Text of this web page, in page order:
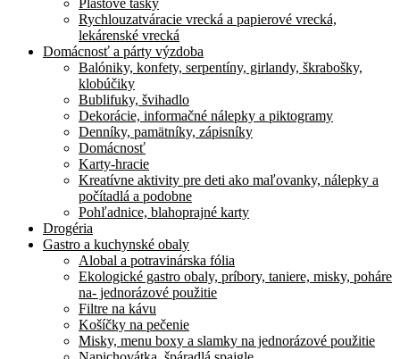
Plastové tašky
Rychlouzatváracie vrecká a papierové vrecká,
lekárenské vrecká
Domácnosť a párty výzdoba
Balóniky, konfety, serpentíny, girlandy, škrabošky,
klobúčiky
Bublifuky, švihadlo
Dekorácie, informačné nálepky a piktogramy
Denníky, pamätníky, zápisníky
Domácnosť
Karty-hracie
Kreatívne aktivity pre deti ako maľovanky, nálepky a
počítadlá a podobne
Pohľadnice, blahoprajné karty
Drogéria
Gastro a kuchynské obaly
Alobal a potravinárska fólia
Ekologické gastro obaly, príbory, taniere, misky, poháre
na- jednorázové použitie
Filtre na kávu
Košíčky na pečenie
Misky, menu boxy a slamky na jednorázové použitie